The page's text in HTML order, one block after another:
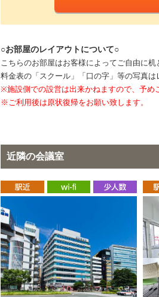
○お部屋のレイアウトについて○
こちらのお部屋はお客様によってご自由に机
料金表の「スクール」「口の字」等の写真
※施設側での設営は出来かねますので、予め
※ご利用後は原状復帰をお願い致します。
近隣の会議室